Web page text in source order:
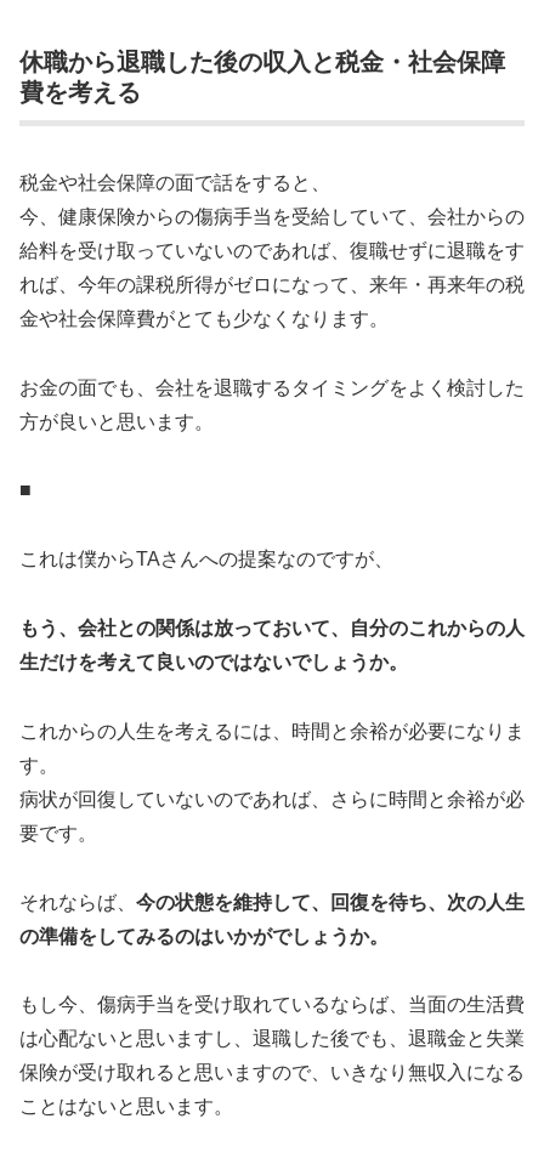
休職から退職した後の収入と税金・社会保障
費を考える
税金や社会保障の面で話をすると、
今、健康保険からの傷病手当を受給していて、会社からの
給料を受け取っていないのであれば、復職せずに退職をす
れば、今年の課税所得がゼロになって、来年・再来年の税
金や社会保障費がとても少なくなります。
お金の面でも、会社を退職するタイミングをよく検討した
方が良いと思います。
■
これは僕からTAさんへの提案なのですが、
もう、会社との関係は放っておいて、自分のこれからの人
生だけを考えて良いのではないでしょうか。
これからの人生を考えるには、時間と余裕が必要になりま
す。
病状が回復していないのであれば、さらに時間と余裕が必
要です。
それならば、 今の状態を維持して、回復を待ち、次の人生
の準備をしてみるのはいかがでしょうか。
もし今、傷病手当を受け取れているならば、当面の生活費
は心配ないと思いますし、退職した後でも、退職金と失業
保険が受け取れると思いますので、いきなり無収入になる
ことはないと思います。